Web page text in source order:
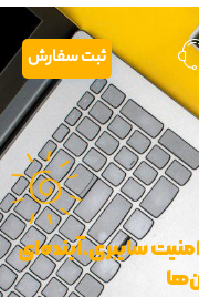
ثبت سفارش
سایبری،آینده‌ای